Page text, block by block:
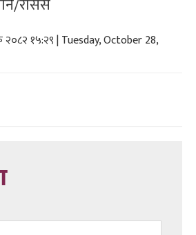
२०८२ १५:२९ | Tuesday, October 28,